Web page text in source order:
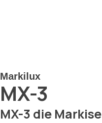
Markilux
MX-3
MX-3 die